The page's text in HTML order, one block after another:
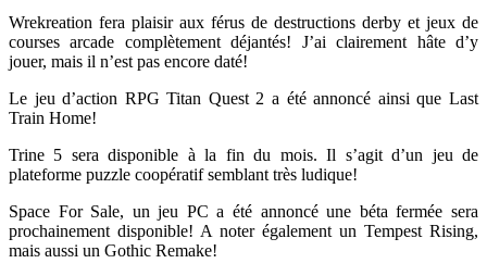
Wrekreation fera plaisir aux férus de destructions derby et jeux de
courses arcade complètement déjantés! J’ai clairement hâte d’y
jouer, mais il n’est pas encore daté!
Le jeu d’action RPG Titan Quest 2 a été annoncé ainsi que Last
Train Home!
Trine 5 sera disponible à la fin du mois. Il s’agit d’un jeu de
plateforme puzzle coopératif semblant très ludique!
Space For Sale, un jeu PC a été annoncé une béta fermée sera
prochainement disponible! A noter également un Tempest Rising,
mais aussi un Gothic Remake!